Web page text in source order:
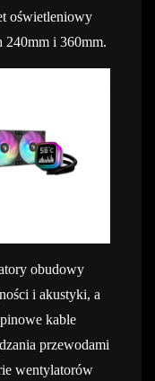
oświetleniowy
i 360mm.
obudowy
i akustyki, a
kable
przewodami
wentylatorów